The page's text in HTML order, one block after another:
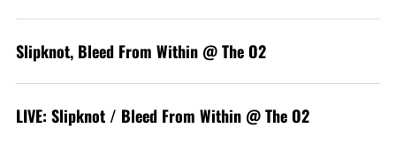
Slipknot, Bleed From Within @ The O2
LIVE: Slipknot / Bleed From Within @ The O2